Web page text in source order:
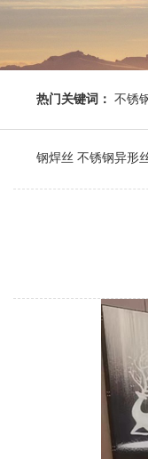
热门关键词： 不锈
钢焊丝 不锈钢异形